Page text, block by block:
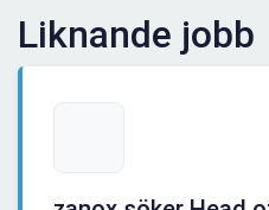
Liknande jobb